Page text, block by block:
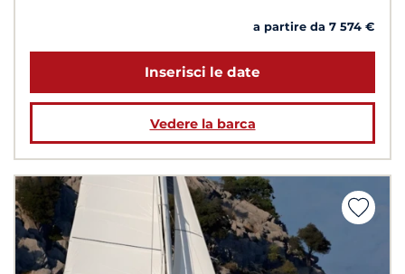
a partire da 7 574 €
Inserisci le date
Vedere la barca